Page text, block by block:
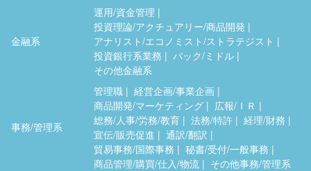
金融系
運用/資金管理
投資理論/アクチュアリー/商品開発
アナリスト/エコノミスト/ストラテジスト
投資銀行系業務
バック/ミドル
その他金融系
事務/管理系
管理職
経営企画/事業企画
商品開発/マーケティング
広報/ＩＲ
総務/人事/労務/教育
法務/特許
経理/財務
宣伝/販売促進
通訳/翻訳
貿易事務/国際事務
秘書/受付/一般事務
商品管理/購買/仕入/物流
その他事務/管理系